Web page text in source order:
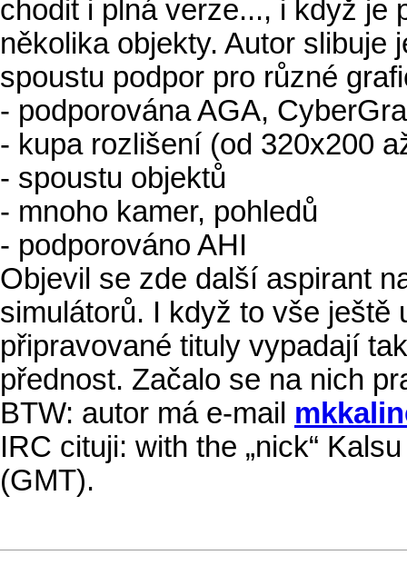
chodit i plná verze..., i když je
několika objekty. Autor slibuje
spoustu podpor pro různé
- podporována AGA,
- kupa rozlišení (od 320x200
- spoustu objektů
- mnoho kamer, pohledů
- podporováno AHI
Objevil se zde další aspirant
simulátorů. I když to vše ještě
připravované tituly vypadají
přednost. Začalo se na nich
BTW: autor má e-mail
IRC cituji: with the „nick“
(GMT).